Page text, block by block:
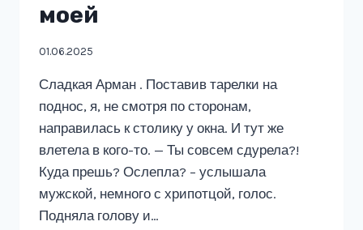
моей
01.06.2025
Сладкая Арман . Поставив тарелки на
поднос, я, не смотря по сторонам,
направилась к столику у окна. И тут же
влетела в кого-то. — Ты совсем сдурела?!
Куда прешь? Ослепла? – услышала
мужской, немного с хрипотцой, голос.
Подняла голову и…